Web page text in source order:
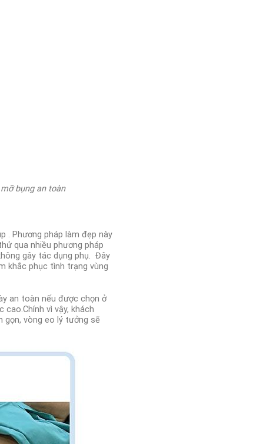
bụng an toàn
. Phương pháp làm đẹp này
qua nhiều phương pháp
gây tác dụng phụ. Đây
khắc phục tình trạng vùng
an toàn nếu được chọn ở
cao.Chính vì vậy, khách
gọn, vòng eo lý tưởng sẽ